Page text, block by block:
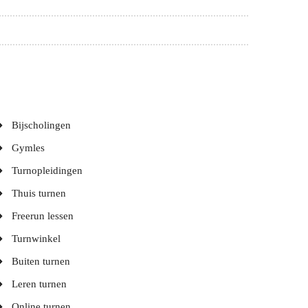
Bijscholingen
Gymles
Turnopleidingen
Thuis turnen
Freerun lessen
Turnwinkel
Buiten turnen
Leren turnen